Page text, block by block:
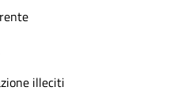
illeciti